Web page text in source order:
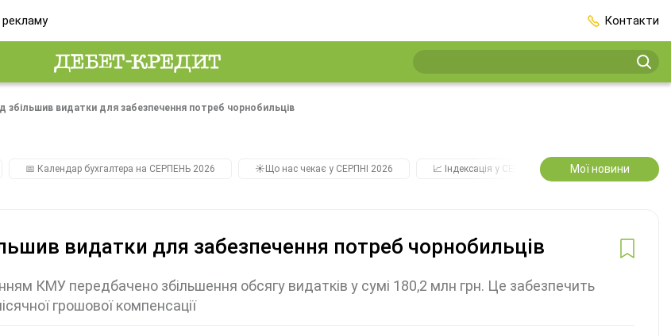
Контакти
збільшив видатки для забезпечення потреб чорнобильців
📅 Календар бухгалтера на СЕРПЕНЬ 2026 ☀️Що нас чекає у СЕРПНІ 2026 📈 Індексація у СЕРПНІ 2️⃣0️⃣2️⃣7️⃣ Усі
Мої новини
видатки для забезпечення потреб чорнобильців
КМУ передбачено збільшення обсягу видатків у сумі 180,2 млн грн. Це забезпечить
грошової компенсації